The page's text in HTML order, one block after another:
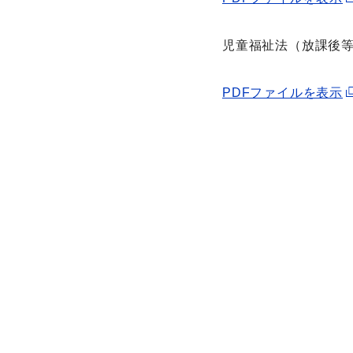
児童福祉法（放課後
PDFファイルを表示